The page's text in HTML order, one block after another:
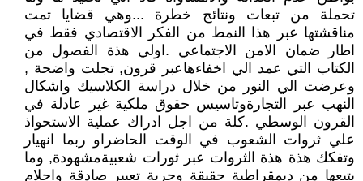
تحملة من تبعات ونتائج خطرة ...وهي قضايا تمت
مناقشتها عبر هذا النمط من الفكر الاقتصادي فقط في
اطار ضمان الامن الاجتماعي .اولي هذة الفصول من
الكتاب التي عمد الي اخفاءهاعبر قرون, تجلت واضحة ,
وعرضت الي النور من خلال دراسة الكلاسيك واشكال
النهب عبر التجارةوتاسيس حقوق ملكية غير عادلة في
القرون الوسطي .كلة من اجل ادراك عملية الاستحواذ
علي ثروات الشعوب في الوقت الحاضراو ربما انهيار
وتفكك هذة هذة الثروات عبر ثورات شعبيةمشهودة, وما
يتبعها من ديمقراطية حقيقة وحرية تعبير صادقة واحلام